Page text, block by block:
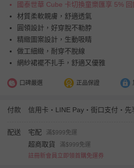
國泰世華 Cube 卡切換童樂匯享 5%
材質柔軟親膚，舒適透氣
圓領設計，好穿脫不勒脖
精緻圖案設計，生動吸睛
做工細緻，耐穿不脫線
網紗裙襬不扎手，舒適又優雅
口碑嚴選 正品保證
付款
配送 宅配 滿$999免運
超商取貨
滿$999免運
註冊新會員立即領首購免運券